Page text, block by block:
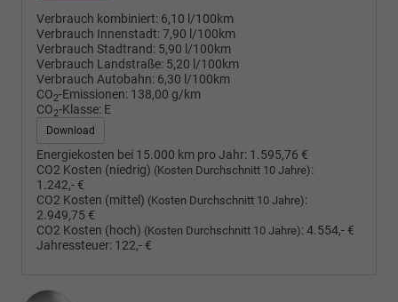
Verbrauch kombiniert: 6,10 l/100km
Verbrauch Innenstadt:7,90 l/100km
Verbrauch Stadtrand: 5,90 l/100km
Verbrauch Landstraße: 5,20 l/100km
Verbrauch Autobahn: 6,30 l/100km
CO2-Emissionen: 138,00 g/km
CO2-Klasse: E
Download
Energiekosten bei 15.000 km pro Jahr: 1.595,76 €
CO2 Kosten (niedrig) (Kosten Durchschnitt 10 Jahre):
1.242,- €
CO2 Kosten (mittel) (Kosten Durchschnitt 10 Jahre):
2.949,75 €
CO2 Kosten (hoch) (Kosten Durchschnitt 10 Jahre):4.554,- €
Jahressteuer: 122,- €